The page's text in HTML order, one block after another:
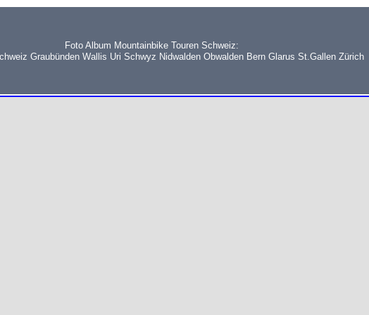
Foto Album Mountainbike Touren Schweiz:
Graubünden Wallis Uri Schwyz Nidwalden Obwalden Bern Glarus St.Gallen Zürich